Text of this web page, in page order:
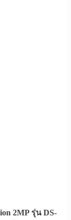
2MP รุ่น DS-